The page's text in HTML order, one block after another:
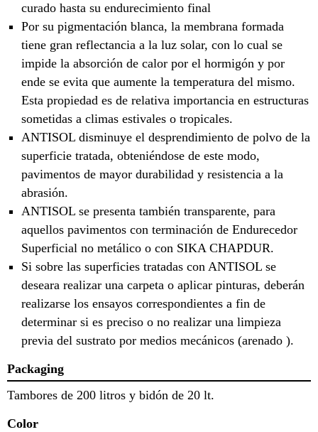
curado hasta su endurecimiento final
Por su pigmentación blanca, la membrana formada
tiene gran reflectancia a la luz solar, con lo cual se
impide la absorción de calor por el hormigón y por
ende se evita que aumente la temperatura del mismo.
Esta propiedad es de relativa importancia en estructuras
sometidas a climas estivales o tropicales.
ANTISOL disminuye el desprendimiento de polvo de la
superficie tratada, obteniéndose de este modo,
pavimentos de mayor durabilidad y resistencia a la
abrasión.
ANTISOL se presenta también transparente, para
aquellos pavimentos con terminación de Endurecedor
Superficial no metálico o con SIKA CHAPDUR.
Si sobre las superficies tratadas con ANTISOL se
deseara realizar una carpeta o aplicar pinturas, deberán
realizarse los ensayos correspondientes a fin de
determinar si es preciso o no realizar una limpieza
previa del sustrato por medios mecánicos (arenado ).
Packaging
Tambores de 200 litros y bidón de 20 lt.
Color